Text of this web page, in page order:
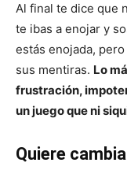
Al final te dice que
te ibas a enojar y
estás enojada,
sus mentiras. Lo
frustración,
un juego que ni
Quiere